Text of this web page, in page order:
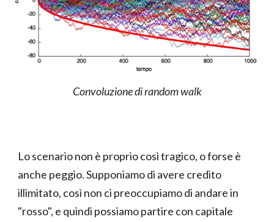
Convoluzione di random walk
Lo scenario non è proprio così tragico, o forse è
anche peggio. Supponiamo di avere credito
illimitato, così non ci preoccupiamo di andare in
"rosso", e quindi possiamo partire con capitale